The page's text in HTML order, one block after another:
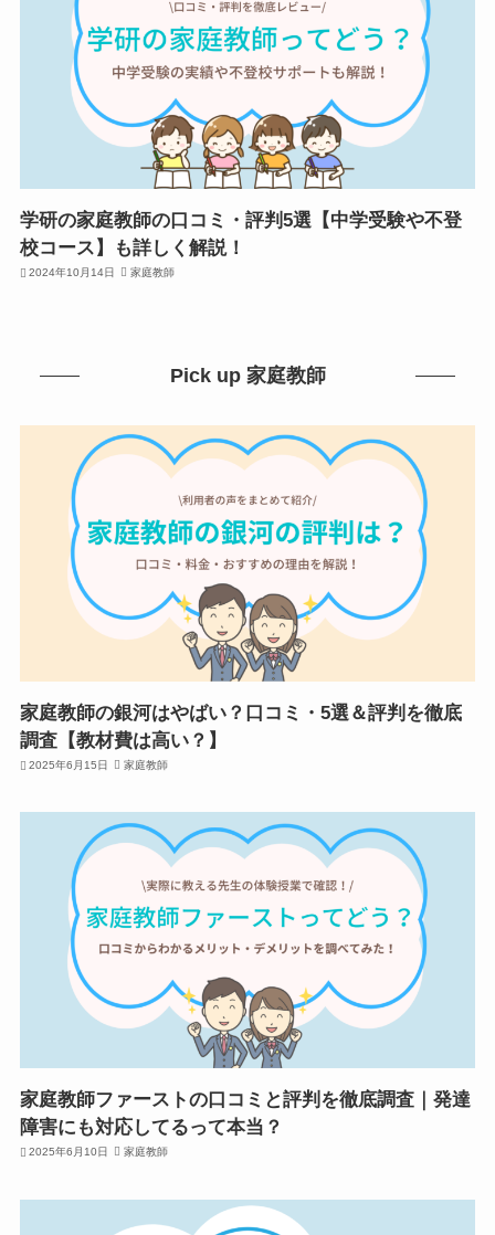
学研の家庭教師の口コミ・評判5選【中学受験や不登
校コース】も詳しく解説！
2024年10月14日 家庭教師
Pick up 家庭教師
家庭教師の銀河はやばい？口コミ・5選＆評判を徹底
調査【教材費は高い？】
2025年6月15日 家庭教師
家庭教師ファーストの口コミと評判を徹底調査｜発達
障害にも対応してるって本当？
2025年6月10日 家庭教師